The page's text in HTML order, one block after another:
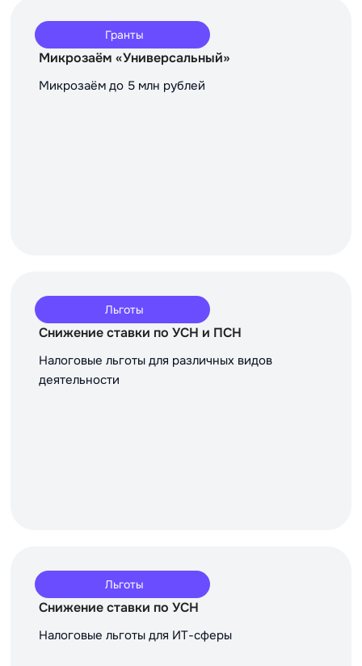
Гранты
Микрозаём «Универсальный»
Микрозаём до 5 млн рублей
Льготы
Снижение ставки по УСН и ПСН
Налоговые льготы для различных видов
деятельности
Льготы
Снижение ставки по УСН
Налоговые льготы для ИТ-сферы